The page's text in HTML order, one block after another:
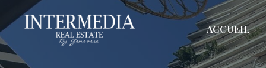
ACCUEIL